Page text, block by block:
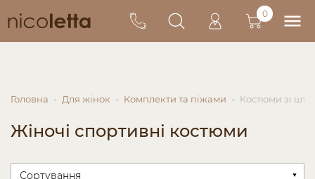
0
Головна Для жінок Комплекти та піжами Костюми зі
Жіночі спортивні костюми